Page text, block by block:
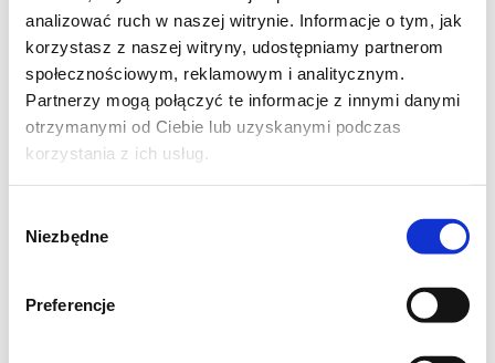
analizować ruch w naszej witrynie. Informacje o tym, jak
korzystasz z naszej witryny, udostępniamy partnerom
społecznościowym, reklamowym i analitycznym.
Partnerzy mogą połączyć te informacje z innymi danymi
otrzymanymi od Ciebie lub uzyskanymi podczas
korzystania z ich usług.
zgody
Niezbędne
Preferencje
1/2 łyżeczki soli
mąka do podsypania
Składniki na nałożenie:
2 cukinie
25 g parmezanu
pieprz z młynka